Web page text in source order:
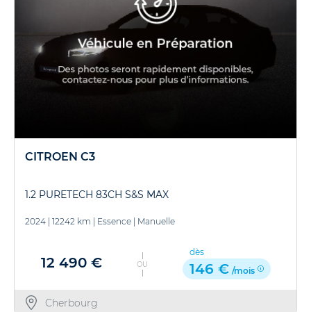
CITROEN C3
1.2 PURETECH 83CH S&S MAX
2024 12242 km Essence Manuelle
12 490 € OU
dès
146 € /mois
Cherbourg